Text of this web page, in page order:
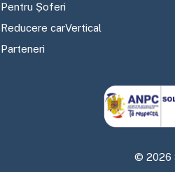
Pentru Șoferi
Reducere carVertical
Parteneri
© 2026